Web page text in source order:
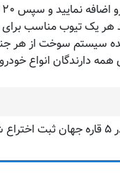
سیستم سوخت از
دارندگان انواع